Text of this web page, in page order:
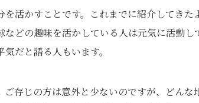
を活かすことです。これまでに紹介してき
どの趣味を活かしている人は元気に活動し
だと語る人もいます。
ご存じの方は意外と少ないのですが、どん